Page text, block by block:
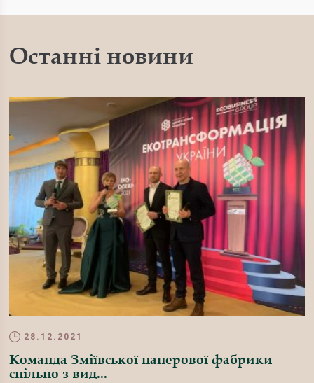
Останні новини
28.12.2021
Команда Зміївської паперової фабрики
спільно з вид...